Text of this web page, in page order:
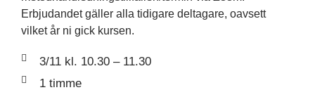
Erbjudandet gäller alla tidigare deltagare, oavsett
vilket år ni gick kursen.
3/11 kl. 10.30 – 11.30
1 timme